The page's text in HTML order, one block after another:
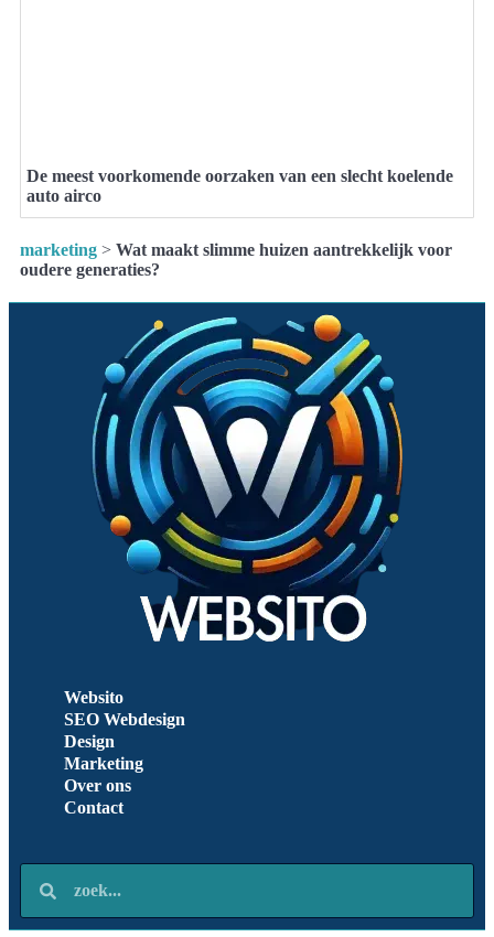
De meest voorkomende oorzaken van een slecht koelende
auto airco
marketing > Wat maakt slimme huizen aantrekkelijk voor
oudere generaties?
Websito
SEO Webdesign
Design
Marketing
Over ons
Contact